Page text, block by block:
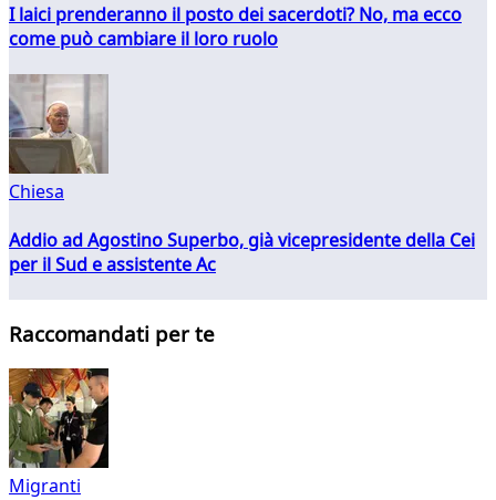
I laici prenderanno il posto dei sacerdoti? No, ma ecco
come può cambiare il loro ruolo
Chiesa
Addio ad Agostino Superbo, già vicepresidente della Cei
per il Sud e assistente Ac
Raccomandati per te
Migranti